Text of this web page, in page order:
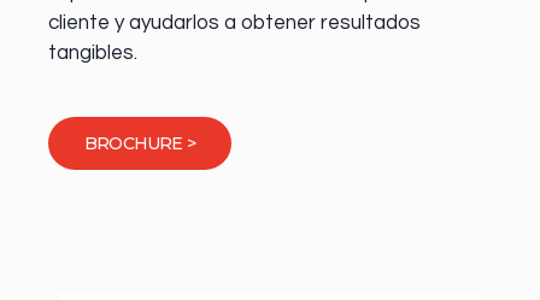
cliente y ayudarlos a obtener resultados
tangibles.
BROCHURE >